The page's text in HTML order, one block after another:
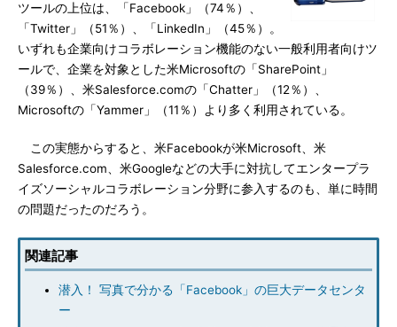
ツールの上位は、「Facebook」（74％）、
「Twitter」（51％）、「LinkedIn」（45％）。
いずれも企業向けコラボレーション機能のない一般利用者向けツ
ールで、企業を対象とした米Microsoftの「SharePoint」
（39％）、米Salesforce.comの「Chatter」（12％）、
Microsoftの「Yammer」（11％）より多く利用されている。
この実態からすると、米Facebookが米Microsoft、米
Salesforce.com、米Googleなどの大手に対抗してエンタープラ
イズソーシャルコラボレーション分野に参入するのも、単に時間
の問題だったのだろう。
関連記事
潜入！ 写真で分かる「Facebook」の巨大データセンタ
ー